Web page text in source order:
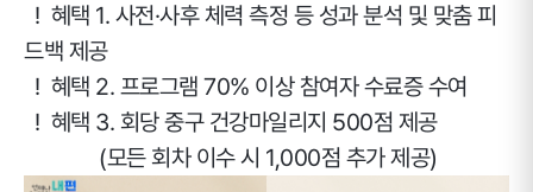
! 혜택 1. 사전·사후 체력 측정 등 성과 분석 및 맞춤 피
드백 제공
! 혜택 2. 프로그램 70% 이상 참여자 수료증 수여
! 혜택 3. 회당 중구 건강마일리지 500점 제공
(모든 회차 이수 시 1,000점 추가 제공)